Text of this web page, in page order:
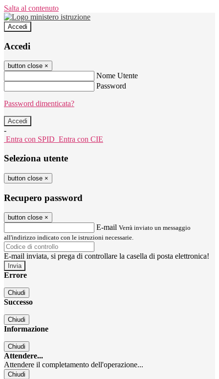
Salta al contenuto
Accedi
Accedi
button close ×
Nome Utente
Password
Password dimenticata?
-
Entra con SPID Entra con CIE
Seleziona utente
button close ×
Recupero password
button close ×
E-mail Verrà inviato un messaggio
all'indirizzo indicato con le istruzioni necessarie.
E-mail inviata, si prega di controllare la casella di posta elettronica!
Errore
Chiudi
Successo
Chiudi
Informazione
Chiudi
Attendere...
Attendere il completamento dell'operazione...
Chiudi